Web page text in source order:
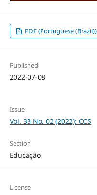
PDF (Portuguese (Brazil))
Published
2022-07-08
Issue
Vol. 33 No. 02 (2022): CCS
Section
Educação
License